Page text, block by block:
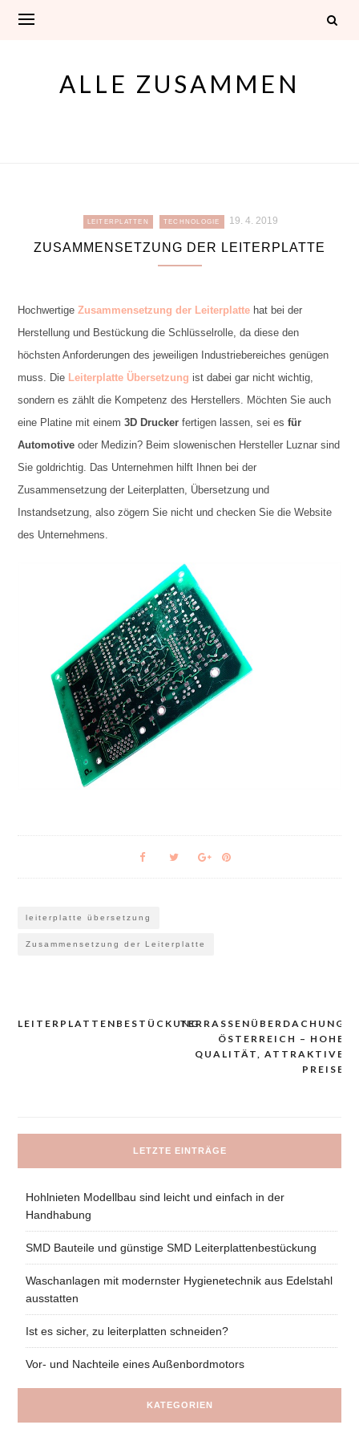
ALLE ZUSAMMEN
LEITERPLATTEN TECHNOLOGIE 19. 4. 2019
ZUSAMMENSETZUNG DER LEITERPLATTE
HochwertigeZusammensetzung der Leiterplattehat bei der
Herstellung und Bestückung die Schlüsselrolle, da diese den
höchsten Anforderungen des jeweiligen Industriebereiches genügen
muss. Die Leiterplatte Übersetzung ist dabei gar nicht wichtig,
sondern es zählt die Kompetenz des Herstellers. Möchten Sie auch
eine Platine mit einem 3D Druckerfertigen lassen, sei es für
Automotiveoder Medizin? Beim slowenischen Hersteller Luznar sind
Sie goldrichtig. Das Unternehmen hilft Ihnen bei der
Zusammensetzung der Leiterplatten, Übersetzung und
Instandsetzung, also zögern Sie nicht und checken Sie die Website
des Unternehmens.
leiterplatte übersetzung
Zusammensetzung der Leiterplatte
Navigacija
LEITERPLATTENBESTÜCKUNGTERRASSENÜBERDACHUNG
ÖSTERREICH – HOHE
QUALITÄT, ATTRAKTIVE
PREISE
LETZTE EINTRÄGE
Hohlnieten Modellbau sind leicht und einfach in der
Handhabung
SMD Bauteile und günstige SMD Leiterplattenbestückung
Waschanlagen mit modernster Hygienetechnik aus Edelstahl
ausstatten
Ist es sicher, zu leiterplatten schneiden?
Vor- und Nachteile eines Außenbordmotors
KATEGORIEN